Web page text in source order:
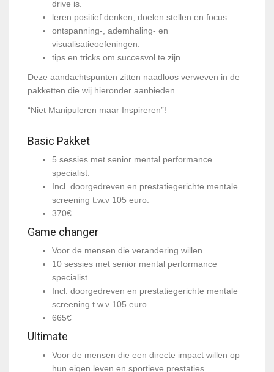
drive is.
leren positief denken, doelen stellen en focus.
ontspanning-, ademhaling- en
visualisatieoefeningen.
tips en tricks om succesvol te zijn.
Deze aandachtspunten zitten naadloos verweven in de
pakketten die wij hieronder aanbieden.
“Niet Manipuleren maar Inspireren”!
Basic Pakket
5 sessies met senior mental performance
specialist.
Incl. doorgedreven en prestatiegerichte mentale
screening t.w.v 105 euro.
370€
Game changer
Voor de mensen die verandering willen.
10 sessies met senior mental performance
specialist.
Incl. doorgedreven en prestatiegerichte mentale
screening t.w.v 105 euro.
665€
Ultimate
Voor de mensen die een directe impact willen op
hun eigen leven en sportieve prestaties.